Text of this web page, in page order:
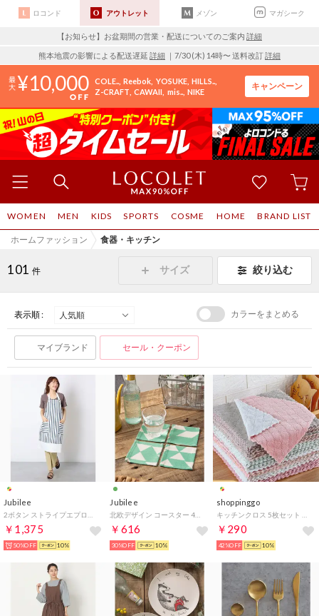
ロコンド アウトレット メゾン マガシーク
【お知らせ】お盆期間の営業・配送についてのご案内 詳細
熊本地震の影響による配送遅延 詳細 ｜7/30 (木) 14時〜 送料改訂詳細
10,000 COLE.. Reebok YOSUKE HILLS..
Z-CRAFT CAWAII mis.. NIKE
キャンペーン
WOMEN MEN KIDS SPORTS COSME HOME BRAND LIST
ホームファッション 食器・キッチン
101 件 サイズ 絞り込む
表示順 : カラーをまとめる
マイブランド セール・クーポン
Jubilee
￥1,375
50%OFF 10%
Jubilee
￥616
30%OFF 10%
shoppinggo
￥290
42%OFF 10%